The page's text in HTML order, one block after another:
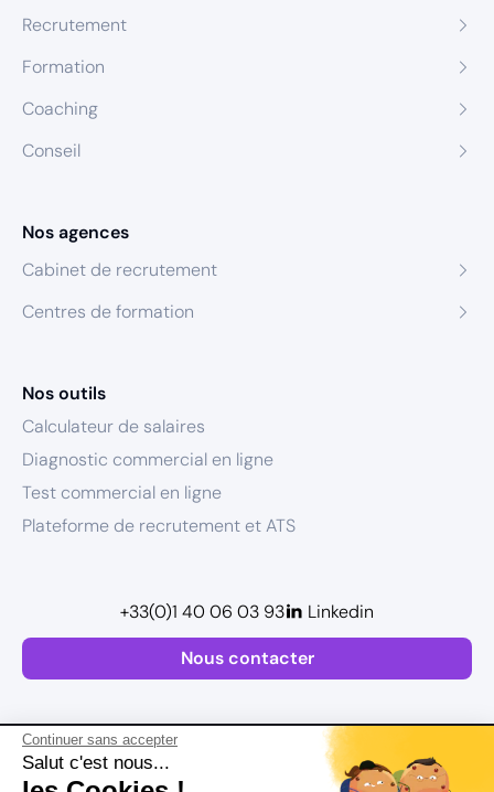
Continuer sans accepter
Salut c'est nous...
Recrutement
Formation
Coaching
Conseil
Nos agences
Cabinet de recrutement
Centres de formation
Nos outils
Calculateur de salaires
Diagnostic commercial en ligne
Test commercial en ligne
Plateforme de recrutement et ATS
Nous contacter
+33(0)1 40 06 03 93 Linkedin